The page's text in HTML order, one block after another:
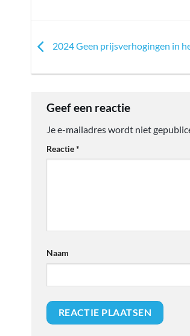
2024 Geen prijsverhogingen in
Geef een reactie
Je e-mailadres wordt niet
Reactie*
Naam